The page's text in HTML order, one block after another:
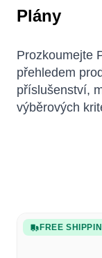
Plány
Prozkoumejte
přehledem
příslušenství,
výběrových
FREE